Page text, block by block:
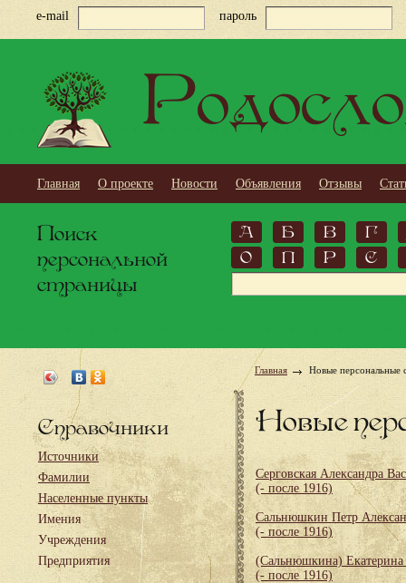
e-mail пароль
Главная О проекте Новости Объявления Отзывы
Поиск
персональной
страницы
А Б В
Г
О
П Р С
Справочники
Источники
Фамилии
Населенные пункты
Имения
Учреждения
Предприятия
Главная Новые персональные
Новые
Серговская Александра
(- после 1916)
Сальнюшкин Петр
(- после 1916)
(Сальнюшкина) Екатерина
(- после 1916)